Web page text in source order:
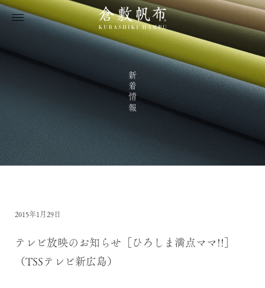
新着情報
2015年1月29日
テレビ放映のお知らせ［ひろしま満点ママ!!］
（TSSテレビ新広島）